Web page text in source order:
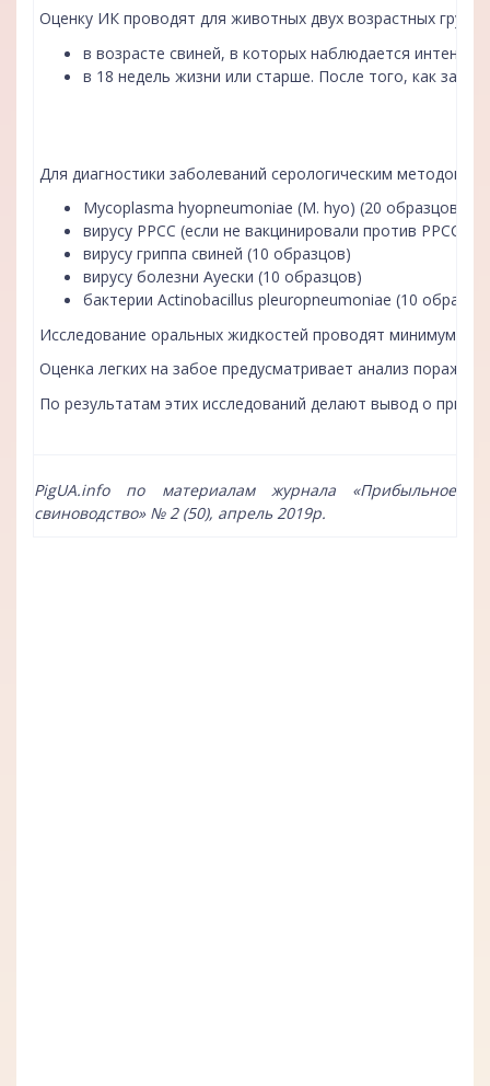
Оценку ИК проводят для животных двух возрастных групп:
в возрасте свиней, в которых наблюдается
в 18 недель жизни или старше. После того, как
Для диагностики заболеваний серологическим методом
Mycoplasma hyopneumoniae (M. hyo) (20 образцов)
вирусу РРСС (если не вакцинировали против РРСС)
вирусу гриппа свиней (10 образцов)
вирусу болезни Ауески (10 образцов)
бактерии Actinobacillus pleuropneumoniae (10
Исследование оральных жидкостей проводят минимум от
Оценка легких на забое предусматривает анализ
По результатам этих исследований делают вывод о
PigUA.info по материалам журнала «Прибыльное
свиноводство» № 2 (50), апрель 2019р.